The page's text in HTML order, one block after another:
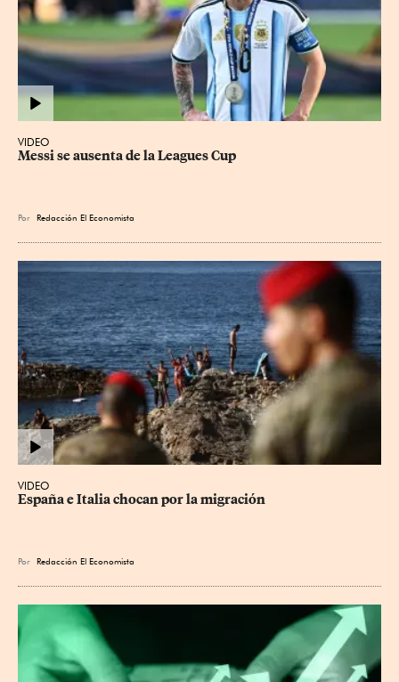
VIDEO
Messi se ausenta de la Leagues Cup
Por Redacción El Economista
VIDEO
España e Italia chocan por la migración
Por Redacción El Economista